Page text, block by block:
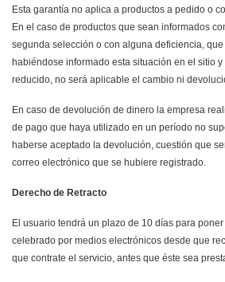
Esta garantía no aplica a productos a pedido o
En el caso de productos que sean informados
segunda selección o con alguna deficiencia,
habiéndose informado esta situación en el sitio
reducido, no será aplicable el cambio ni
En caso de devolución de dinero la empresa
de pago que haya utilizado en un período no
haberse aceptado la devolución, cuestión que
correo electrónico que se hubiere registrado.
Derecho de Retracto
El usuario tendrá un plazo de 10 días para
celebrado por medios electrónicos desde que
que contrate el servicio, antes que éste sea